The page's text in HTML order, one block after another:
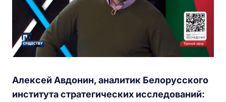
Алексей Авдонин, аналитик Белорусского
института стратегических исследований: